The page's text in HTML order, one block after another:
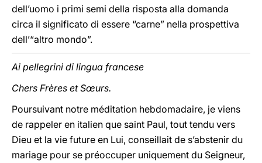
dell’uomo i primi semi della risposta alla domanda
circa il significato di essere “carne” nella prospettiva
dell’“altro mondo”.
Ai pellegrini di lingua francese
Chers Frères et Sœurs.
Poursuivant notre méditation hebdomadaire, je viens
de rappeler en italien que saint Paul, tout tendu vers
Dieu et la vie future en Lui, conseillait de s’abstenir du
mariage pour se préoccuper uniquement du Seigneur,